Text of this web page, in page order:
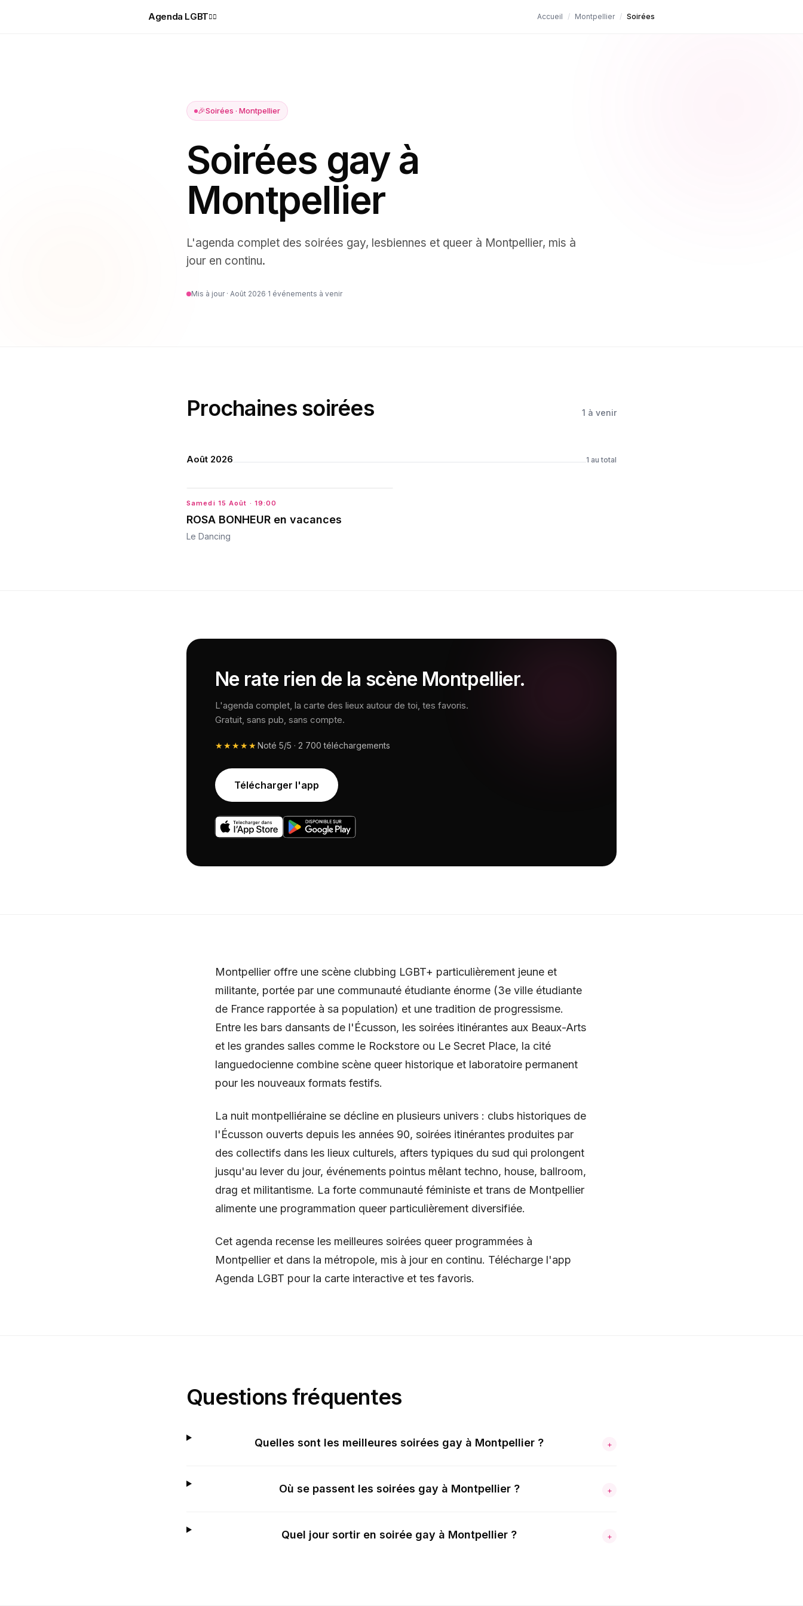
Agenda LGBT🏳️‍🌈 Accueil / Montpellier / Soirées
🎉Soirées · Montpellier
Soirées gay à
Montpellier
L'agenda complet des soirées gay, lesbiennes et queer à Montpellier, mis à
jour en continu.
Mis à jour · Août 2026·1 événements à venir
Prochaines soirées 1 à venir
Août 2026 1 au total
Samedi 15 Août · 19:00
ROSA BONHEUR en vacances
Le Dancing
Ne rate rien de la scène Montpellier.
L'agenda complet, la carte des lieux autour de toi, tes favoris.
Gratuit, sans pub, sans compte.
★★★★★Noté 5/5 · 2 700 téléchargements
Télécharger l'app
Montpellier offre une scène clubbing LGBT+ particulièrement jeune et
militante, portée par une communauté étudiante énorme (3e ville étudiante
de France rapportée à sa population) et une tradition de progressisme.
Entre les bars dansants de l'Écusson, les soirées itinérantes aux Beaux-Arts
et les grandes salles comme le Rockstore ou Le Secret Place, la cité
languedocienne combine scène queer historique et laboratoire permanent
pour les nouveaux formats festifs.
La nuit montpelliéraine se décline en plusieurs univers : clubs historiques de
l'Écusson ouverts depuis les années 90, soirées itinérantes produites par
des collectifs dans les lieux culturels, afters typiques du sud qui prolongent
jusqu'au lever du jour, événements pointus mêlant techno, house, ballroom,
drag et militantisme. La forte communauté féministe et trans de Montpellier
alimente une programmation queer particulièrement diversifiée.
Cet agenda recense les meilleures soirées queer programmées à
Montpellier et dans la métropole, mis à jour en continu. Télécharge l'app
Agenda LGBT pour la carte interactive et tes favoris.
Questions fréquentes
Quelles sont les meilleures soirées gay à Montpellier ? +
Où se passent les soirées gay à Montpellier ? +
Quel jour sortir en soirée gay à Montpellier ? +